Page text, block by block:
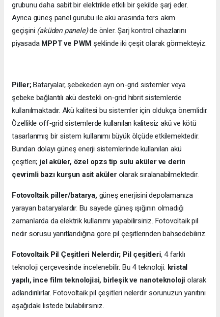
grubunu daha sabit bir elektrikle etkili bir şekilde şarj eder.
Ayrıca güneş panel gurubu ile akü arasında ters akım
geçişini (aküden panele)de önler. Şarj kontrol cihazlarını
piyasada MPPT ve PWM şeklinde iki çeşit olarak görmekteyiz.
Piller;Bataryalar, şebekeden ayrı on-grid sistemler veya
şebeke bağlantılı akü destekli on-grid hibrit sistemlerde
kullanılmaktadır. Akü kalitesi bu sistemler için oldukça önemlidir.
Özellikle off-grid sistemlerde kullanılan kalitesiz akü ve kötü
tasarlanmış bir sistem kullanımı büyük ölçüde etkilemektedir.
Bundan dolayı güneş enerji sistemlerinde kullanılan akü
çeşitleri; jel aküler, özel opzs tip sulu aküler ve derin
çevrimli bazı kurşun asit akülerolarak sıralanabilmektedir.
Fotovoltaik piller/batarya,güneş enerjisini depolamanıza
yarayan bataryalardır. Bu sayede güneş ışığının olmadığı
zamanlarda da elektrik kullanımı yapabilirsiniz. Fotovoltaik pil
nedir sorusu yanıtlandığına göre pil çeşitlerinden bahsedebiliriz.
Fotovoltaik Pil Çeşitleri Nelerdir; Pil çeşitleri, 4 farklı
teknoloji çerçevesinde incelenebilir. Bu 4 teknoloji: kristal
yapılı, ince film teknolojisi, birleşik ve nanoteknoloji olarak
adlandırılırlar. Fotovoltaik pil çeşitleri nelerdir sorunuzun yanıtını
aşağıdaki listede bulabilirsiniz.